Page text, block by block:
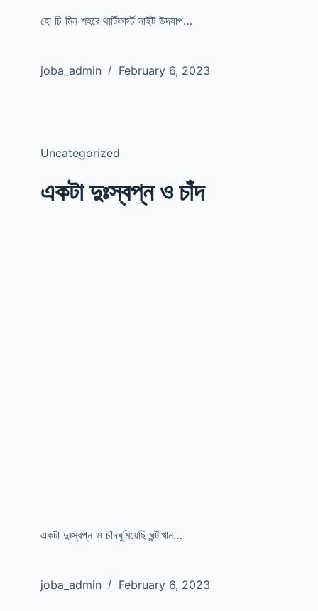
হো চি মিন শহরে থার্টিফার্স্ট নাইট উদযাপ…
joba_admin February 6, 2023
Uncategorized
একটা দুঃস্বপ্ন ও চাঁদ
একটা দুঃস্বপ্ন ও চাঁদঘুমিয়েছি ঘন্টাখান…
joba_admin February 6, 2023